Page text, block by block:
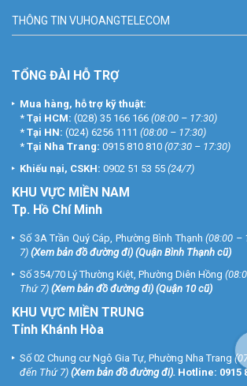
THÔNG TIN VUHOANGTELECOM
TỔNG ĐÀI HỖ TRỢ
Mua hàng, hỗ trợ kỹ thuật:
* Tại HCM: (028) 35 166 166 (08:00 – 17:30)
* Tại HN: (024) 6256 1111 (08:00 – 17:30)
* Tại Nha Trang: 0915 810 810 (07:30 – 17:30)
Khiếu nại, CSKH: 0902 51 53 55 (24/7)
KHU VỰC MIỀN NAM
Tp. Hồ Chí Minh
Số 3A Trần Quý Cáp, Phường Bình Thạnh (08:00 –
7) (Xem bản đồ đường đi) (Quận Bình Thạnh cũ)
Số 354/70 Lý Thường Kiệt, Phường Diên Hồng
Thứ 7) (Xem bản đồ đường đi) (Quận 10 cũ)
KHU VỰC MIỀN TRUNG
Tỉnh Khánh Hòa
Số 02 Chung cư Ngô Gia Tự, Phường Nha Trang
đến Thứ 7) (Xem bản đồ đường đi). Hotline: 0915